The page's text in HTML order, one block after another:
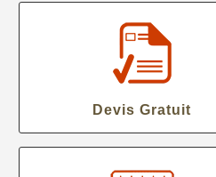
Devis Gratuit